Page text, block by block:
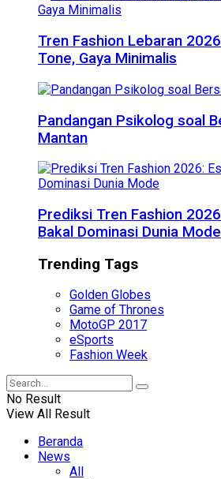
Tren Fashion Lebaran
Tone, Gaya Minimalis
Pandangan Psikolog soal
Mantan
Prediksi Tren Fashion
Bakal Dominasi Dunia Mode
Trending Tags
Golden Globes
Game of Thrones
MotoGP 2017
eSports
Fashion Week
No Result
View All Result
Beranda
News
All